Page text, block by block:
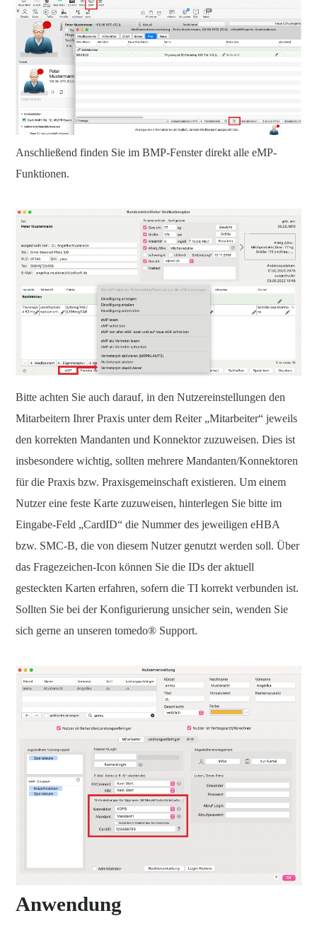
Anschließend finden Sie im BMP-Fenster direkt alle eMP-
Funktionen.
Bitte achten Sie auch darauf, in den Nutzereinstellungen den
Mitarbeitern Ihrer Praxis unter dem Reiter „Mitarbeiter“ jeweils
den korrekten Mandanten und Konnektor zuzuweisen. Dies ist
insbesondere wichtig, sollten mehrere Mandanten/Konnektoren
für die Praxis bzw. Praxisgemeinschaft existieren. Um einem
Nutzer eine feste Karte zuzuweisen, hinterlegen Sie bitte im
Eingabe-Feld „CardID“ die Nummer des jeweiligen eHBA
bzw. SMC-B, die von diesem Nutzer genutzt werden soll. Über
das Fragezeichen-Icon können Sie die IDs der aktuell
gesteckten Karten erfahren, sofern die TI korrekt verbunden ist.
Sollten Sie bei der Konfigurierung unsicher sein, wenden Sie
sich gerne an unseren tomedo® Support.
Anwendung